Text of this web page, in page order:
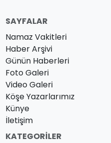
SAYFALAR
Namaz Vakitleri
Haber Arşivi
Günün Haberleri
Foto Galeri
Video Galeri
Köşe Yazarlarımız
Künye
İletişim
KATEGORILER